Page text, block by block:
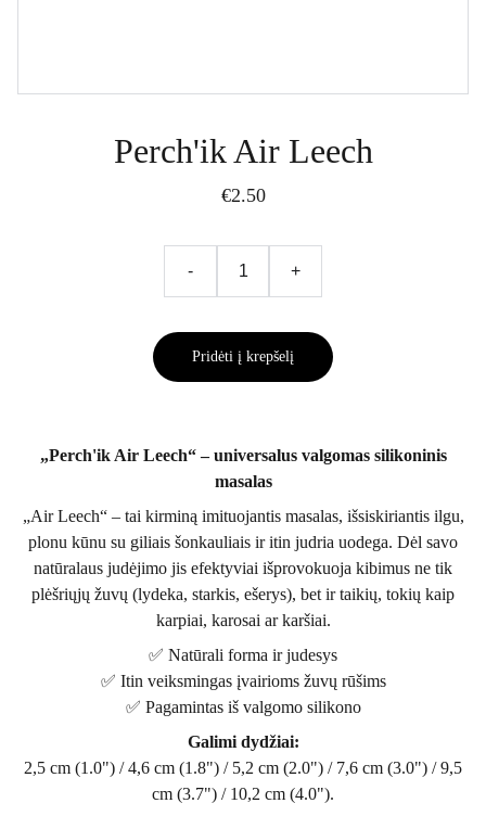
Perch'ik Air Leech
€2.50
- +
Pridėti į krepšelį
„Perch'ik Air Leech“ – universalus valgomas silikoninis
masalas
„Air Leech“ – tai kirminą imituojantis masalas, išsiskiriantis ilgu,
plonu kūnu su giliais šonkauliais ir itin judria uodega. Dėl savo
natūralaus judėjimo jis efektyviai išprovokuoja kibimus ne tik
plėšriųjų žuvų (lydeka, starkis, ešerys), bet ir taikių, tokių kaip
karpiai, karosai ar karšiai.
✅ Natūrali forma ir judesys
✅ Itin veiksmingas įvairioms žuvų rūšims
✅ Pagamintas iš valgomo silikono
Galimi dydžiai:
2,5 cm (1.0") / 4,6 cm (1.8") / 5,2 cm (2.0") / 7,6 cm (3.0") / 9,5
cm (3.7") / 10,2 cm (4.0").